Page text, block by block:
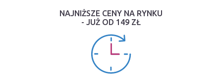
NAJNIŻSZE CENY NA RYNKU
- JUŻ OD 149 ZŁ